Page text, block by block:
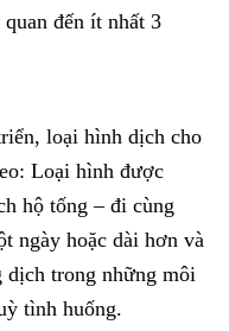
đến ít nhất 3
loại hình dịch cho
Loại hình được
hộ tống – đi cùng
ngày hoặc dài hơn và
dịch trong những môi
tình huống.